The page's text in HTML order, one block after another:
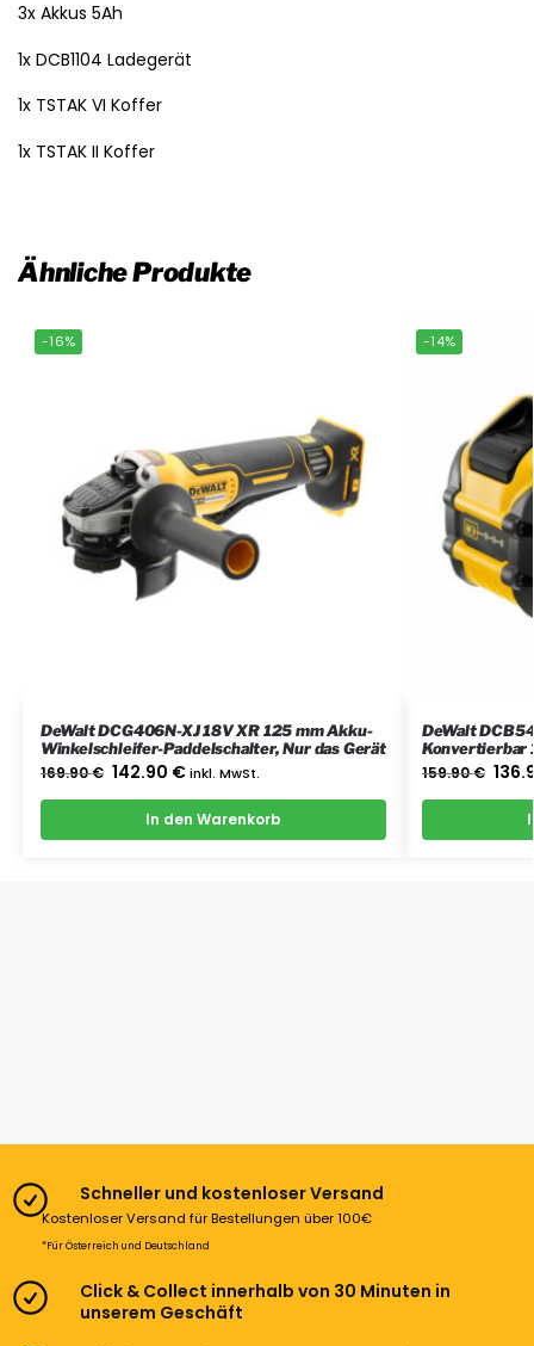
3x Akkus 5Ah
1x DCB1104 Ladegerät
1x TSTAK VI Koffer
1x TSTAK II Koffer
Ähnliche Produkte
-16%
DeWalt DCG406N-XJ 18V XR 125 mm Akku-
Winkelschleifer-Paddelschalter, Nur das Gerät
169.90€ 142.90 € inkl. MwSt.
In den Warenkorb
-14%
DeWalt
Konvertierbar
Batterie
159.90€
Schneller und kostenloser Versand
Kostenloser Versand für Bestellungen über 100€
*Für Österreich und Deutschland
Click & Collect innerhalb von 30 Minuten in
unserem Geschäft